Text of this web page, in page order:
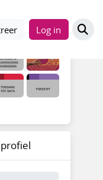
Log in